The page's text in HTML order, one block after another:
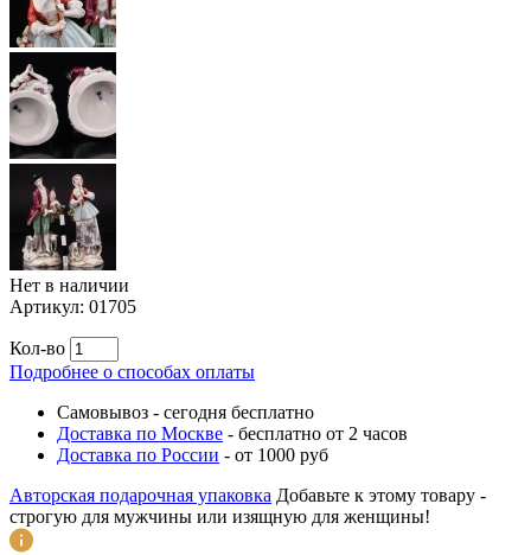
Нет в наличии
Артикул: 01705
Кол-во
Подробнее о способах оплаты
Самовывоз - сегодня бесплатно
Доставка по Москве - бесплатно от 2 часов
Доставка по России - от 1000 руб
Авторская подарочная упаковка Добавьте к этому товару -
строгую для мужчины или изящную для женщины!